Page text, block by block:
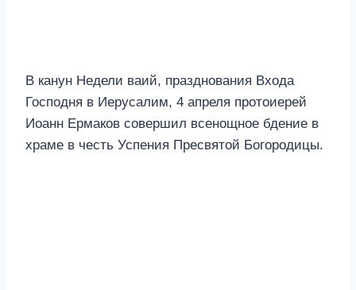
В канун Недели ваий, празднования Входа
Господня в Иерусалим, 4 апреля протоиерей
Иоанн Ермаков совершил всенощное бдение в
храме в честь Успения Пресвятой Богородицы.